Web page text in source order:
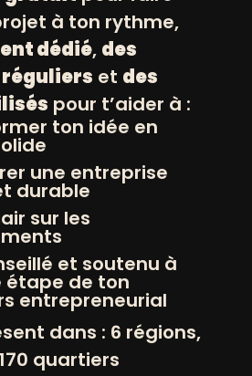
à ton rythme,
dédié, des
et des
pour t’aider à :
ton idée en
une entreprise
durable
sur les
et soutenu à
étape de ton
entrepreneurial
dans : 6 régions,
quartiers